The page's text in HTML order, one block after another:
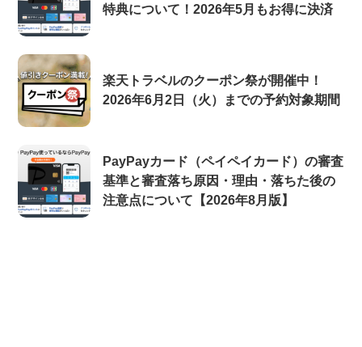
特典について！2026年5月もお得に決済
楽天トラベルのクーポン祭が開催中！
2026年6月2日（火）までの予約対象期間
PayPayカード（ペイペイカード）の審査
基準と審査落ち原因・理由・落ちた後の
注意点について【2026年8月版】